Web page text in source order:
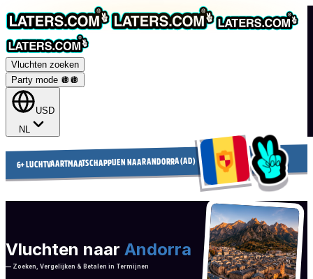
Vluchten zoeken
Party mode 🪩 🪩
USD
NL
6+ LUCHTVAARTMAATSCHAPPIJEN NAAR ANDORRA (AD)
Vluchten naar Andorra
— Zoeken, Vergelijken & Betalen in Termijnen